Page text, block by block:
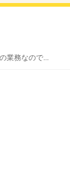
業務なので...